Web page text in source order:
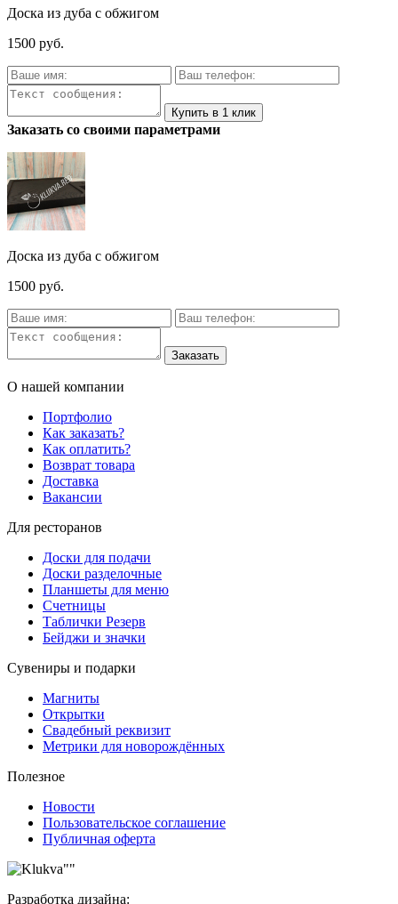
Доска из дуба с обжигом
1500 руб.
Заказать со своими параметрами
Доска из дуба с обжигом
1500 руб.
О нашей компании
Портфолио
Как заказать?
Как оплатить?
Возврат товара
Доставка
Вакансии
Для ресторанов
Доски для подачи
Доски разделочные
Планшеты для меню
Счетницы
Таблички Резерв
Бейджи и значки
Сувениры и подарки
Магниты
Открытки
Свадебный реквизит
Метрики для новорождённых
Полезное
Новости
Пользовательское соглашение
Публичная оферта
Разработка дизайна: